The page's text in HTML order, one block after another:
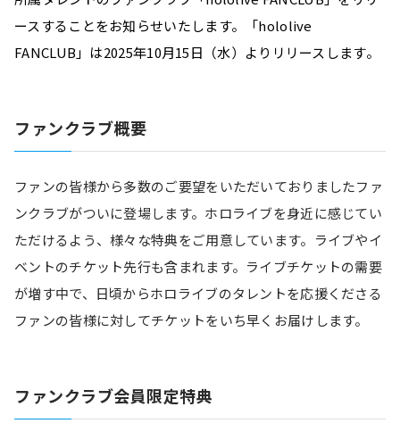
ースすることをお知らせいたします。「hololive
FANCLUB」は2025年10月15日（水）よりリリースします。
ファンクラブ概要
ファンの皆様から多数のご要望をいただいておりましたファ
ンクラブがついに登場します。ホロライブを身近に感じてい
ただけるよう、様々な特典をご用意しています。ライブやイ
ベントのチケット先行も含まれます。ライブチケットの需要
が増す中で、日頃からホロライブのタレントを応援くださる
ファンの皆様に対してチケットをいち早くお届けします。
ファンクラブ会員限定特典